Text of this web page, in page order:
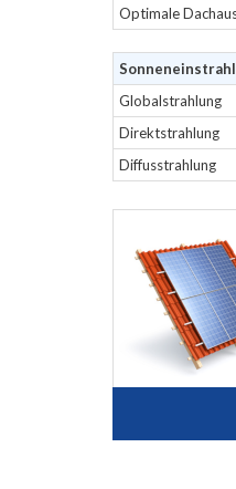
Optimale
Globalstrahlung
Direktstrahlung
Diffusstrahlung